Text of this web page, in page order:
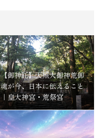
【御神託】天照大御神荒御
魂が今、日本に伝えること
｜皇大神宮・荒祭宮